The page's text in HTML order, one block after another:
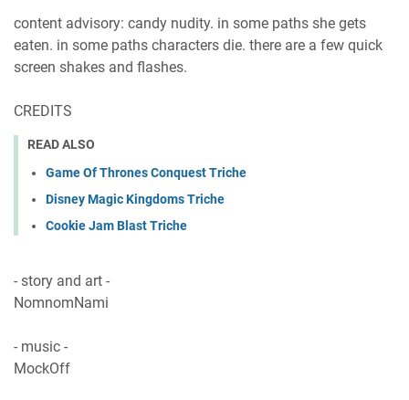
content advisory: candy nudity. in some paths she gets
eaten. in some paths characters die. there are a few quick
screen shakes and flashes.
CREDITS
READ ALSO
Game Of Thrones Conquest Triche
Disney Magic Kingdoms Triche
Cookie Jam Blast Triche
- story and art -
NomnomNami
- music -
MockOff